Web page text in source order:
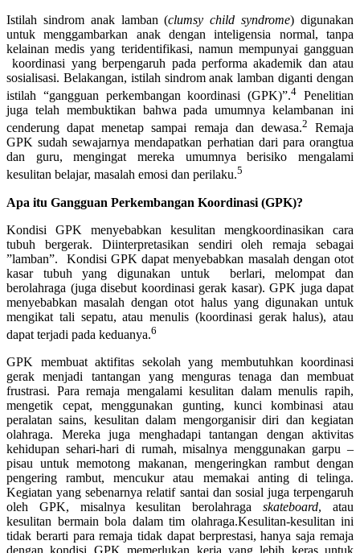
Istilah sindrom anak lamban (clumsy child syndrome) digunakan
untuk menggambarkan anak dengan inteligensia normal, tanpa
kelainan medis yang teridentifikasi, namun mempunyai gangguan
koordinasi yang berpengaruh pada performa akademik dan atau
sosialisasi. Belakangan, istilah sindrom anak lamban diganti dengan
istilah “gangguan perkembangan koordinasi (GPK)”.4 Penelitian
juga telah membuktikan bahwa pada umumnya kelambanan ini
cenderung dapat menetap sampai remaja dan dewasa.2
Remaja
GPK sudah sewajarnya mendapatkan perhatian dari para orangtua
dan guru, mengingat mereka umumnya berisiko mengalami
kesulitan belajar, masalah emosi dan perilaku.5
Apa itu Gangguan Perkembangan Koordinasi (GPK)?
Kondisi GPK menyebabkan kesulitan mengkoordinasikan cara
tubuh bergerak. Diinterpretasikan sendiri oleh remaja sebagai
”lamban”. Kondisi GPK dapat menyebabkan masalah dengan otot
kasar tubuh yang digunakan untuk berlari, melompat dan
berolahraga (juga disebut koordinasi gerak kasar). GPK juga dapat
menyebabkan masalah dengan otot halus yang digunakan untuk
mengikat tali sepatu, atau menulis (koordinasi gerak halus), atau
dapat terjadi pada keduanya.6
GPK membuat aktifitas sekolah yang membutuhkan koordinasi
gerak menjadi tantangan yang menguras tenaga dan membuat
frustrasi. Para remaja mengalami kesulitan dalam menulis rapih,
mengetik cepat, menggunakan gunting, kunci kombinasi atau
peralatan sains, kesulitan dalam mengorganisir diri dan kegiatan
olahraga. Mereka juga menghadapi tantangan dengan aktivitas
kehidupan sehari-hari di rumah, misalnya menggunakan garpu –
pisau untuk memotong makanan, mengeringkan rambut dengan
pengering rambut, mencukur atau memakai anting di telinga.
Kegiatan yang sebenarnya relatif santai dan sosial juga terpengaruh
oleh GPK, misalnya kesulitan berolahragaskateboard, atau
kesulitan bermain bola dalam tim olahraga.Kesulitan-kesulitan ini
tidak berarti para remaja tidak dapat berprestasi, hanya saja remaja